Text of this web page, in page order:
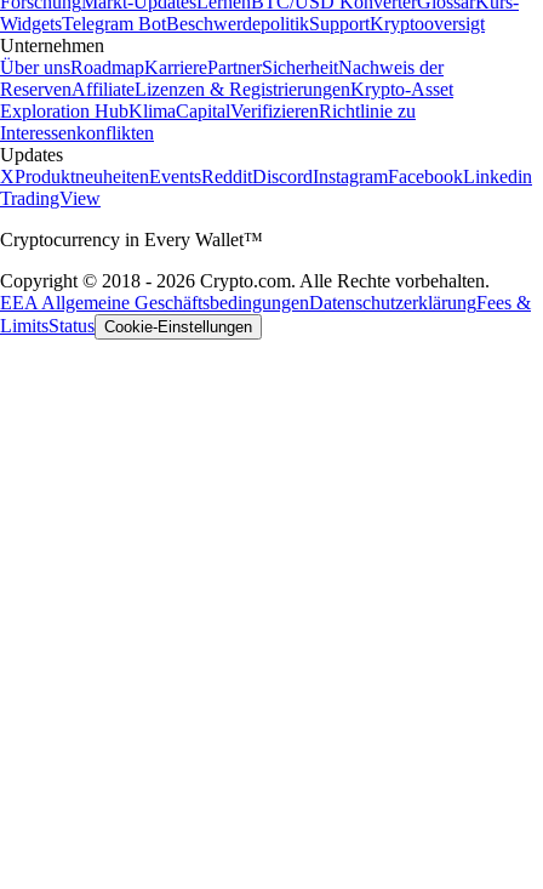
WidgetsTelegram BotBeschwerdepolitikSupportKryptooversigt
Unternehmen
Über unsRoadmapKarrierePartnerSicherheitNachweis der
ReservenAffiliateLizenzen & RegistrierungenKrypto-Asset
Exploration HubKlimaCapitalVerifizierenRichtlinie zu
Interessenkonflikten
Updates
XProduktneuheitenEventsRedditDiscordInstagramFacebookLinkedin
TradingView
Cryptocurrency in Every Wallet™
Copyright © 2018 - 2026 Crypto.com. Alle Rechte vorbehalten.
EEA Allgemeine GeschäftsbedingungenDatenschutzerklärungFees &
LimitsStatus Cookie-Einstellungen